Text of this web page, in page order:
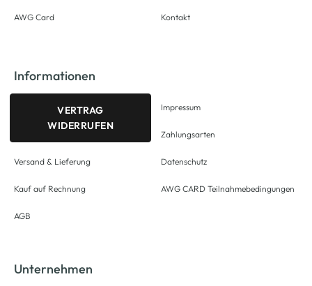
AWG Card Kontakt
Informationen
VERTRAG
WIDERRUFEN
Versand & Lieferung
Kauf auf Rechnung
AGB
Impressum
Zahlungsarten
Datenschutz
AWG CARD Teilnahmebedingungen
Unternehmen